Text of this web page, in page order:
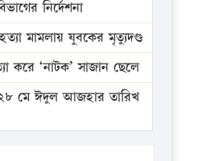
নির্দেশনা
মামলায় যুবকের মৃত্যুদণ্ড
করে ‘নাটক’ সাজান ছেলে
মে ঈদুল আজহার তারিখ